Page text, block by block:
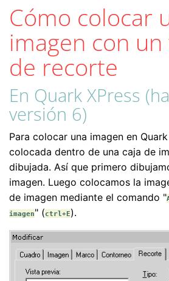
Cómo colocar
imagen con
de recorte
En Quark XPress
versión 6)
Para colocar una imagen en
colocada dentro de una caja de
dibujada. Así que primero
imagen. Luego colocamos la
de imagen mediante el comando "
imagen" (ctrl+E).